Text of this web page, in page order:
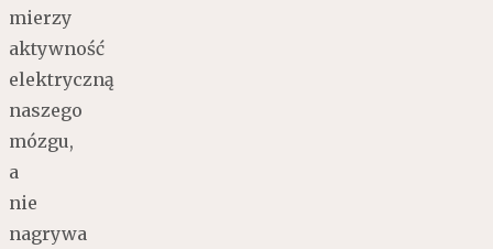
mierzy
aktywność
elektryczną
naszego
mózgu,
a
nie
nagrywa